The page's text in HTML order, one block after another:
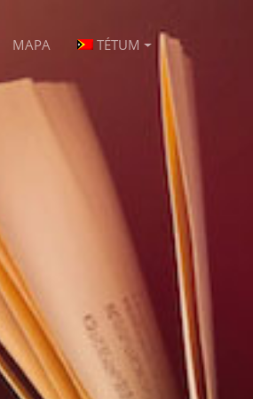
MAPA TÉTUM